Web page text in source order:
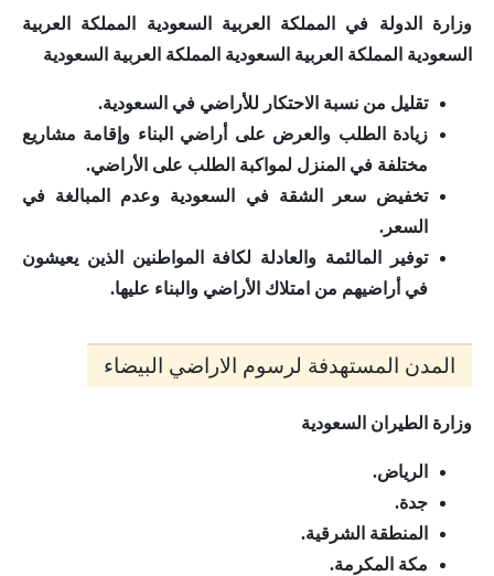
وزارة الدولة في المملكة العربية السعودية المملكة العربية
السعودية المملكة العربية السعودية المملكة العربية السعودية
تقليل من نسبة الاحتكار للأراضي في السعودية.
زيادة الطلب والعرض على أراضي البناء وإقامة مشاريع
مختلفة في المنزل لمواكبة الطلب على الأراضي.
تخفيض سعر الشقة في السعودية وعدم المبالغة في
السعر.
توفير المالئمة والعادلة لكافة المواطنين الذين يعيشون
في أراضيهم من امتلاك الأراضي والبناء عليها.
المدن المستهدفة لرسوم الاراضي البيضاء
وزارة الطيران السعودية
الرياض.
جدة.
المنطقة الشرقية.
مكة المكرمة.